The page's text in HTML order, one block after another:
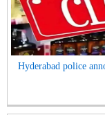
Hyderabad police